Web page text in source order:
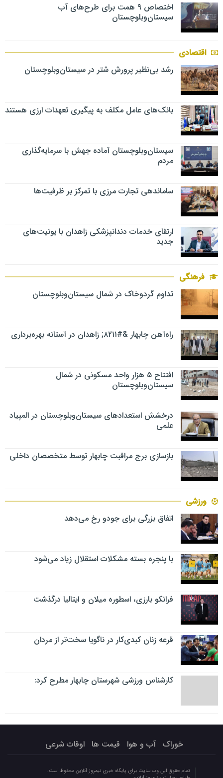
اختصاص ۹ همت برای طرح‌های آب
سیستان‌وبلوچستان
اقتصادی
رشد بی‌نظیر پرورش شتر در سیستان‌وبلوچستان
بانک‌های عامل مکلف به پیگیری تعهدات ارزی هستند
سیستان‌وبلوچستان آماده جهش با سرمایه‌گذاری
مردم
ساماندهی تجارت مرزی با تمرکز بر ظرفیت‌ها
ارتقای خدمات دندانپزشکی زاهدان با یونیت‌های
جدید
فرهنگی
تداوم گردوخاک در شمال سیستان‌وبلوچستان
راه‌آهن چابهار &#۸۲۱۱; زاهدان در آستانه بهره‌برداری
افتتاح ۵ هزار واحد مسکونی در شمال
سیستان‌وبلوچستان
درخشش استعدادهای سیستان‌وبلوچستان در المپیاد
علمی
بازسازی برج مراقبت چابهار توسط متخصصان داخلی
ورزشی
اتفاق بزرگی برای جودو رخ می‌دهد
با پنجره بسته مشکلات استقلال زیاد می‌شود
فرانکو بارزی، اسطوره میلان و ایتالیا درگذشت
قرعه زنان کبدی‌کار در ناگویا سخت‌تر از مردان
کارشناس ورزشی شهرستان چابهار مطرح کرد:
خوراک آب و هوا قیمت ها اوقات شرعی
تمام حقوق این وب سایت برای پایگاه خبری نیمروز آنلاین محفوظ است.